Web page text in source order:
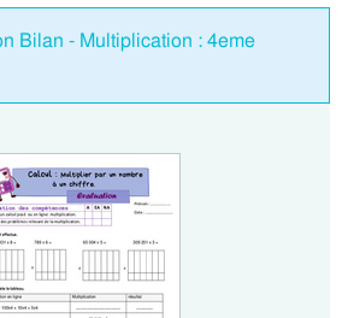
Bilan - Multiplication : 4eme